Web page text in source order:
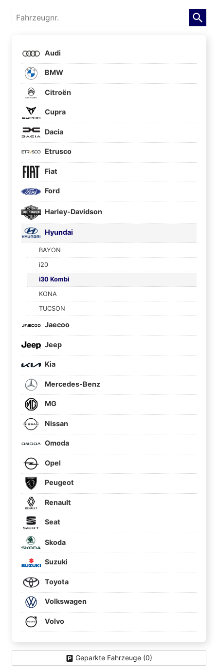
Fahrzeugnr.
Audi
BMW
Citroën
Cupra
Dacia
Etrusco
Fiat
Ford
Harley-Davidson
Hyundai
BAYON
i20
i30 Kombi
KONA
TUCSON
Jaecoo
Jeep
Kia
Mercedes-Benz
MG
Nissan
Omoda
Opel
Peugeot
Renault
Seat
Skoda
Suzuki
Toyota
Volkswagen
Volvo
Geparkte Fahrzeuge (0)